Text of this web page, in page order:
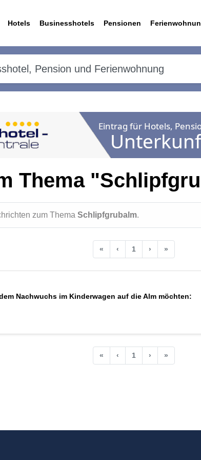
Hotels Businesshotels Pensionen
Thema
zum Thema Schlipfgrubalm.
« ‹ 1 › »
Nachwuchs im Kinderwagen auf die Alm möchten:
« ‹ 1 › »